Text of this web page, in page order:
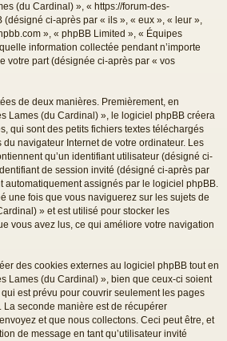
(du Cardinal) », « https://forum-des-
(désigné ci-après par « ils », « eux », « leur »,
», « phpBB Limited », « Équipes
information collectée pendant n’importe
votre part (désignée ci-après par « vos
de deux manières. Premièrement, en
Lames (du Cardinal) », le logiciel phpBB créera
qui sont des petits fichiers textes téléchargés
navigateur Internet de votre ordinateur. Les
qu’un identifiant utilisateur (désigné ci-
de session invité (désigné ci-après par
automatiquement assignés par le logiciel phpBB.
une fois que vous naviguerez sur les sujets de
» et est utilisé pour stocker les
vous avez lus, ce qui améliore votre navigation
des cookies externes au logiciel phpBB tout en
Lames (du Cardinal) », bien que ceux-ci soient
est prévu pour couvrir seulement les pages
seconde manière est de récupérer
et que nous collectons. Ceci peut être, et
de message en tant qu’utilisateur invité